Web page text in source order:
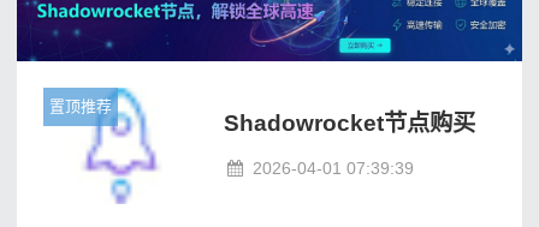
置顶推荐
Shadowrocket节点购买
2026-04-01 07:39:39